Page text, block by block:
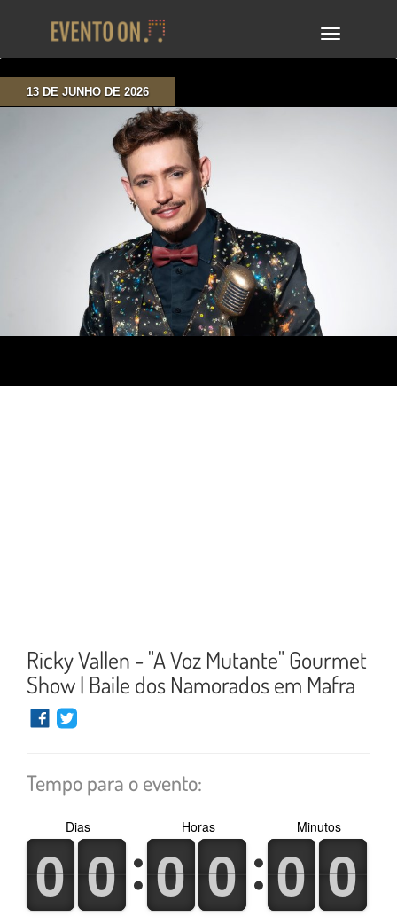
TOGGLE
13 DE JUNHO DE 2026
Ricky Vallen - "A Voz Mutante" Gourmet
Show | Baile dos Namorados em Mafra
Tempo para o evento:
0
0
1
1 0
0
1
1
Dias
0
0
1
1 0
0
1
1
Horas
0
0
1
1 0
0
1
1
Minutos